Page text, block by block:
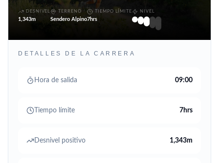
DESNIVEL
1,343m
TERRENO
Sendero Alpino
TIEMPO LÍMITE
7hrs
NIVEL
DETALLES DE LA CARRERA
Hora de salida 09:00
Tiempo límite 7hrs
Desnivel positivo 1,343m